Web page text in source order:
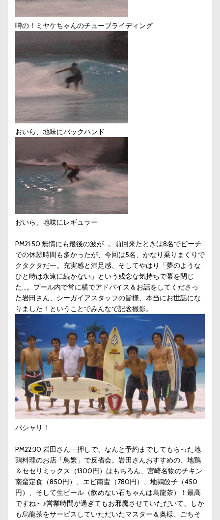
噂の！ミヤケちゃんのチューブライディング
おいら、地味にバックハンド
おいら、地味にレギュラー
PM21:50 無情にも最後の波が…。前回来たときは8名でビーチ
での休憩時間も多かったが、今回は5名、かなり乗りまくりで
クタクタだー。充実感と満足感、そしてやはり「夢のような
ひと時は永遠に続かない」という残念な気持ちで幕を閉じ
た…。プール内で常に横でアドバイス＆お話をしてくださっ
た岩田さん、シーガイアスタッフの皆様、本当にお世話にな
りました！ということでみんなで記念撮影。
パシャリ！
PM22:30 岩田さん一押しで、なんと予約までしてもらった地
鶏料理のお店「鳥繁」で反省会。岩田さんおすすめの、地鶏
＆セセリミックス（1300円）はもちろん、宮崎名物のチキン
南蛮定食（850円）、エビ南蛮（780円）、地鶏餃子（450
円）、そして生ビール（飲めない石ちゃんは烏龍茶）！最高
ですね～♪営業時間が過ぎてもお邪魔させていただいて、しか
も烏龍茶をサービスしていただいたマスター＆奥様、ごちそ